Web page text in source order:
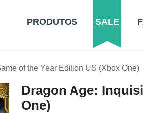
PRODUTOS SALE
of the Year Edition US (Xbox One)
Dragon Age:
One)